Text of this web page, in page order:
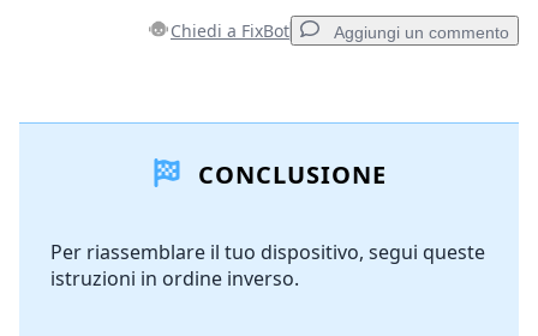
Chiedi a FixBot Aggiungi un commento
Aggiungi Commento
Annulla
CONCLUSIONE
Per riassemblare il tuo dispositivo, segui queste
istruzioni in ordine inverso.